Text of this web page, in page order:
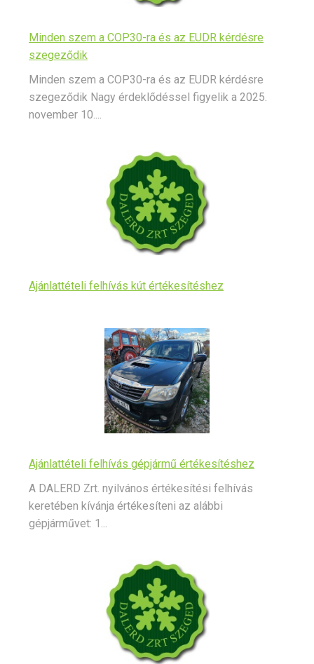
Minden szem a COP30-ra és az EUDR kérdésre
szegeződik
Minden szem a COP30-ra és az EUDR kérdésre
szegeződik Nagy érdeklődéssel figyelik a 2025.
november 10....
Ajánlattételi felhívás kút értékesítéshez
Ajánlattételi felhívás gépjármű értékesítéshez
A DALERD Zrt. nyilvános értékesítési felhívás
keretében kívánja értékesíteni az alábbi
gépjárművet: 1...